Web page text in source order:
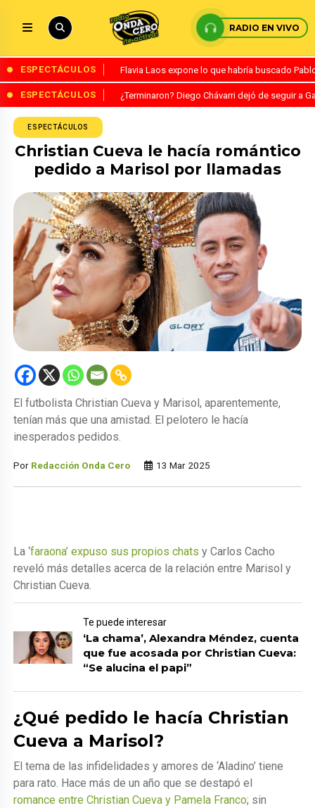
RADIO EN VIVO
ESPECTÁCULOS Flavia Laos expone lo que habría buscado
ESPECTÁCULOS ¿Terminaron? Diego Chávarri dejó de seguir a
ESPECTÁCULOS
Christian Cueva le hacía romántico
pedido a Marisol por llamadas
El futbolista Christian Cueva y Marisol, aparentemente,
tenían más que una amistad. El pelotero le hacía
inesperados pedidos.
Por Redacción Onda Cero 13 Mar 2025
La ‘faraona’ expuso sus propios chats y Carlos Cacho
reveló más detalles acerca de la relación entre Marisol y
Christian Cueva.
Te puede interesar
‘La chama’, Alexandra Méndez, cuenta
que fue acosada por Christian Cueva:
“Se alucina el papi”
¿Qué pedido le hacía Christian
Cueva a Marisol?
El tema de las infidelidades y amores de ‘Aladino’ tiene
para rato. Hace más de un año que se destapó el
romance entre Christian Cueva y Pamela Franco; sin